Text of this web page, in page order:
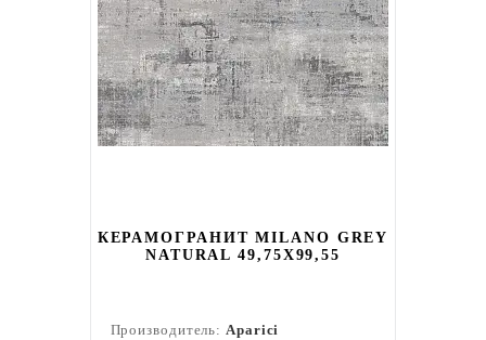
КЕРАМОГРАНИТ MILANO GREY
NATURAL 49,75X99,55
Производитель:Aparici